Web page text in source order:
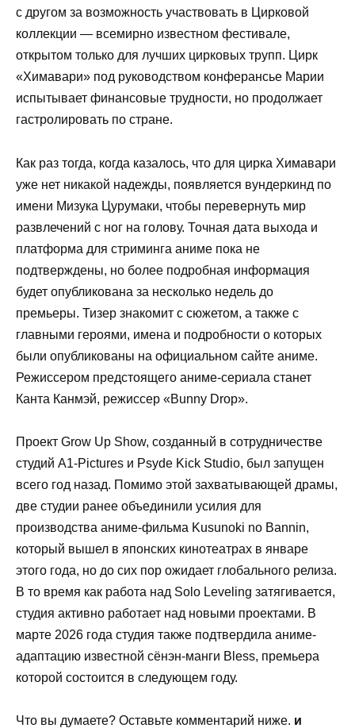
с другом за возможность участвовать в Цирковой
коллекции — всемирно известном фестивале,
открытом только для лучших цирковых трупп. Цирк
«Химавари» под руководством конферансье Марии
испытывает финансовые трудности, но продолжает
гастролировать по стране.
Как раз тогда, когда казалось, что для цирка Химавари
уже нет никакой надежды, появляется вундеркинд по
имени Мизука Цурумаки, чтобы перевернуть мир
развлечений с ног на голову. Точная дата выхода и
платформа для стриминга аниме пока не
подтверждены, но более подробная информация
будет опубликована за несколько недель до
премьеры. Тизер знакомит с сюжетом, а также с
главными героями, имена и подробности о которых
были опубликованы на официальном сайте аниме.
Режиссером предстоящего аниме-сериала станет
Канта Канмэй, режиссер «Bunny Drop».
Проект Grow Up Show, созданный в сотрудничестве
студий A1-Pictures и Psyde Kick Studio, был запущен
всего год назад. Помимо этой захватывающей драмы,
две студии ранее объединили усилия для
производства аниме-фильма Kusunoki no Bannin,
который вышел в японских кинотеатрах в январе
этого года, но до сих пор ожидает глобального релиза.
В то время как работа над Solo Leveling затягивается,
студия активно работает над новыми проектами. В
марте 2026 года студия также подтвердила аниме-
адаптацию известной сёнэн-манги Bless, премьера
которой состоится в следующем году.
Что вы думаете? Оставьте комментарий ниже. и